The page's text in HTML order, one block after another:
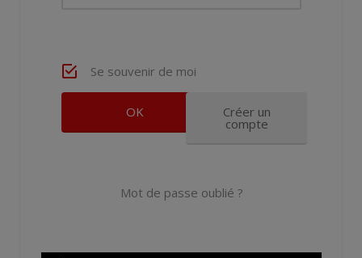
Se souvenir de moi
Créer un
compte
Mot de passe oublié ?